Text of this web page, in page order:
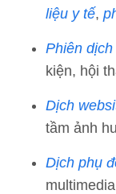
liệu y tế,
Phiên dịch
kiện, hội
Dịch
tầm ảnh
Dịch phụ